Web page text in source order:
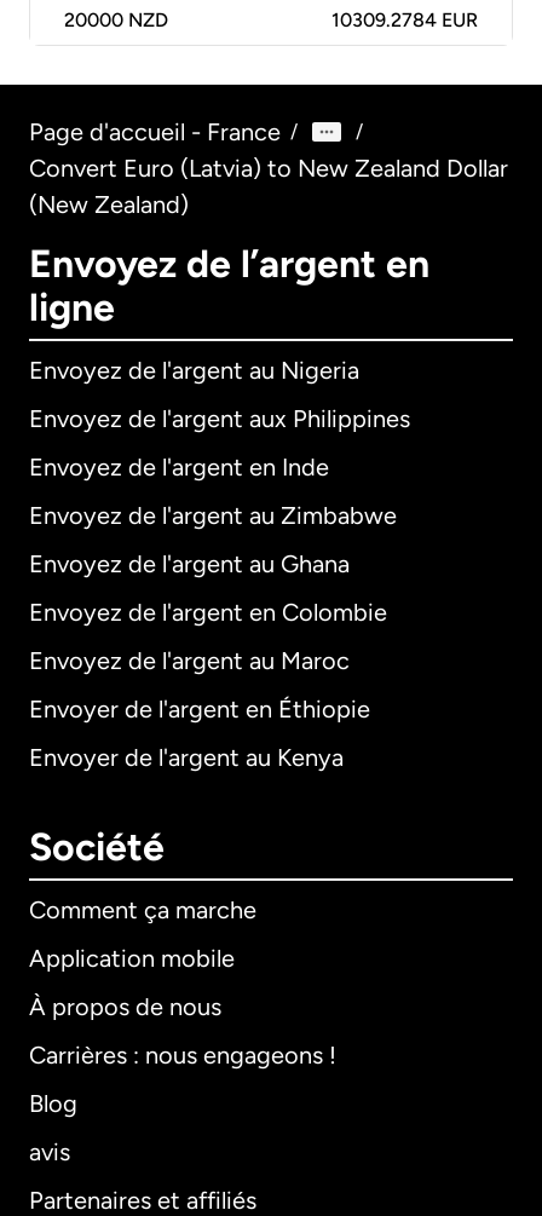
20000 NZD 10309.2784 EUR
Page d'accueil - France / /
Convert Euro (Latvia) to New Zealand Dollar
(New Zealand)
Envoyez de l’argent en
ligne
Envoyez de l'argent au Nigeria
Envoyez de l'argent aux Philippines
Envoyez de l'argent en Inde
Envoyez de l'argent au Zimbabwe
Envoyez de l'argent au Ghana
Envoyez de l'argent en Colombie
Envoyez de l'argent au Maroc
Envoyer de l'argent en Éthiopie
Envoyer de l'argent au Kenya
Société
Comment ça marche
Application mobile
À propos de nous
Carrières : nous engageons !
Blog
avis
Partenaires et affiliés